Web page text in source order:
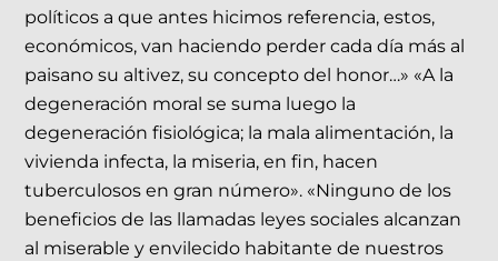
políticos a que antes hicimos referencia, estos,
económicos, van haciendo perder cada día más al
paisano su altivez, su concepto del honor…» «A la
degeneración moral se suma luego la
degeneración fisiológica; la mala alimentación, la
vivienda infecta, la miseria, en fin, hacen
tuberculosos en gran número». «Ninguno de los
beneficios de las llamadas leyes sociales alcanzan
al miserable y envilecido habitante de nuestros